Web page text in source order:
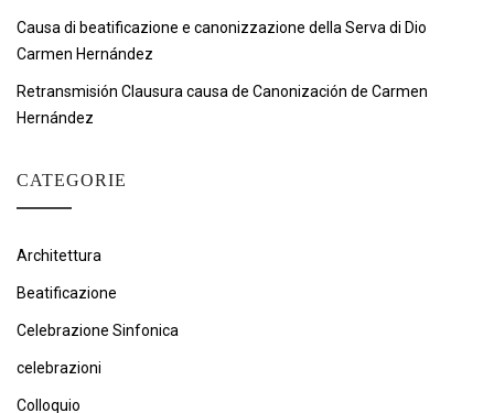
Causa di beatificazione e canonizzazione della Serva di Dio
Carmen Hernández
Retransmisión Clausura causa de Canonización de Carmen
Hernández
CATEGORIE
Architettura
Beatificazione
Celebrazione Sinfonica
celebrazioni
Colloquio